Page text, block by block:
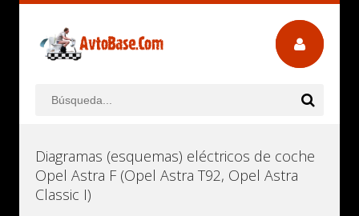
Diagramas (esquemas) eléctricos de coche
Opel Astra F (Opel Astra T92, Opel Astra
Classic I)